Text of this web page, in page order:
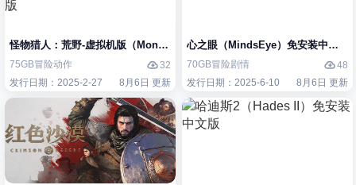
怪物猎人：荒野-虚拟机版（Monster Hunter Wilds HYPERVISOR）免安
75GB冒险动作
32
发行日期：2025-2-27
8月6日 更新
心之眼（MindsEye）免安装中文版
70GB冒险剧情
48
发行日期：2025-6-10
8月6日 更新